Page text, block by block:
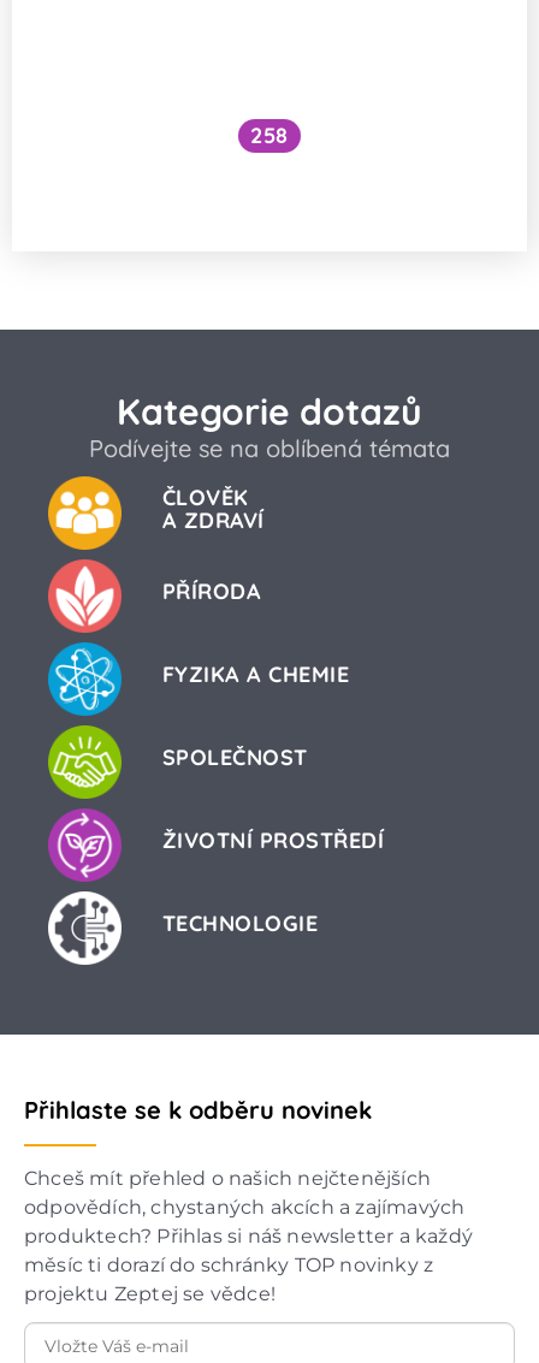
258
Kategorie dotazů
Podívejte se na oblíbená témata
ČLOVĚK
A ZDRAVÍ
PŘÍRODA
FYZIKA A CHEMIE
SPOLEČNOST
ŽIVOTNÍ PROSTŘEDÍ
TECHNOLOGIE
Přihlaste se k odběru novinek
Chceš mít přehled o našich nejčtenějších
odpovědích, chystaných akcích a zajímavých
produktech? Přihlas si náš newsletter a každý
měsíc ti dorazí do schránky TOP novinky z
projektu Zeptej se vědce!